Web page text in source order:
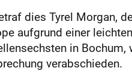
dies Tyrel Morgan,
aufgrund einer leichten
in
verabschieden.